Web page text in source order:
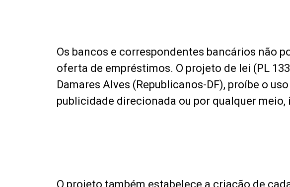
Os bancos e correspondentes bancários não
oferta de empréstimos. O projeto de lei (PL
Damares Alves (Republicanos-DF), proíbe o
publicidade direcionada ou por qualquer
O projeto também estabelece a criação de